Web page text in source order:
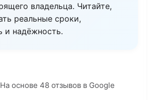
владельца. Читайте,
реальные сроки,
и надёжность.
основе 48 отзывов в Google